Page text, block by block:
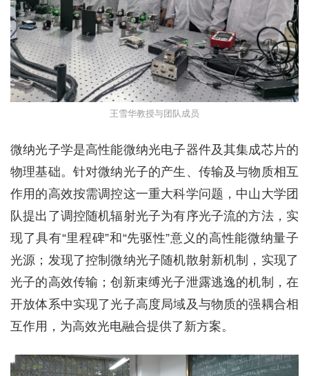
王雪华教授与团队成员
微纳光子学是高性能微纳光电子器件及其集成芯片的
物理基础。针对微纳光子的产生、传输及与物质相互
作用的高效按需调控这一重大科学问题，中山大学团
队提出了调控随机辐射光子为有序光子流的方法，实
现了具有“里程碑”和“先驱性”意义的高性能微纳量子
光源；发现了控制微纳光子随机散射新机制，实现了
光子的高效传输；创新束缚光子泄露逃逸的机制，在
开放体系中实现了光子高度局域及与物质的强耦合相
互作用，为高效光电融合提供了新方案。